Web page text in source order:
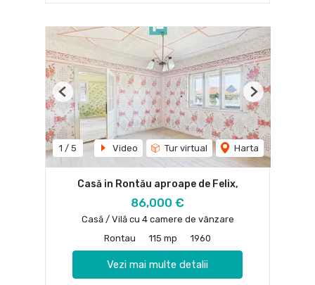
1 / 5 Video Tur virtual Harta
Previous Next
Casă in Rontău aproape de Felix,
86,000 €
Casă / Vilă cu 4 camere de vânzare
Rontau
115 mp 1960
Vezi mai multe detalii